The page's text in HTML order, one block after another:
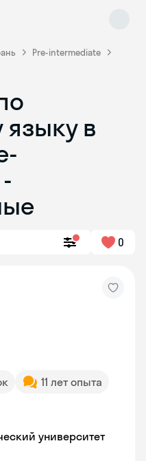
Pre-intermediate
в
0
11 лет опыта
университет